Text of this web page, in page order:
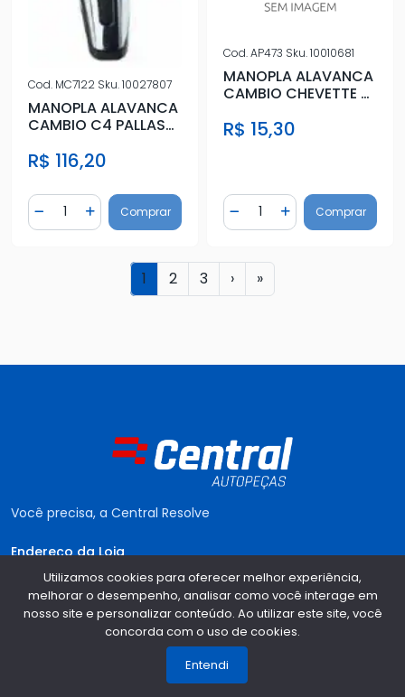
Cod. MC7122 Sku.10027807
MANOPLA ALAVANCA
CAMBIO C4 PALLAS
R$ 116,20
Diminuir Quantidade
Quantidade
Adicionar Quantidade
Comprar
Cod.AP473 Sku.10010681
MANOPLA ALAVANCA
CAMBIO CHEVETTE 4
R$ 15,30
Diminuir Quantidade
Quantidade
AdicionarComprar
1 2 3 › »
Você precisa, a Central Resolve
Endereço da Loja
Avenida Inhacorá, 799 - Centro - Santa Rosa - RS,
98780-
818
Utilizamos cookies para oferecer melhor experiência,
melhorar o desempenho, analisar como você interage em
nosso site e personalizar conteúdo. Ao utilizar este site, você
concorda com o uso de cookies.
Entendi